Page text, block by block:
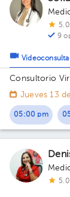
9
Videoconsulta
Consultorio
Jueves 13
05:00 pm